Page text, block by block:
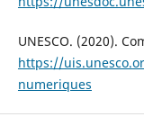
UNESCO. (2020).
https://
numeriques